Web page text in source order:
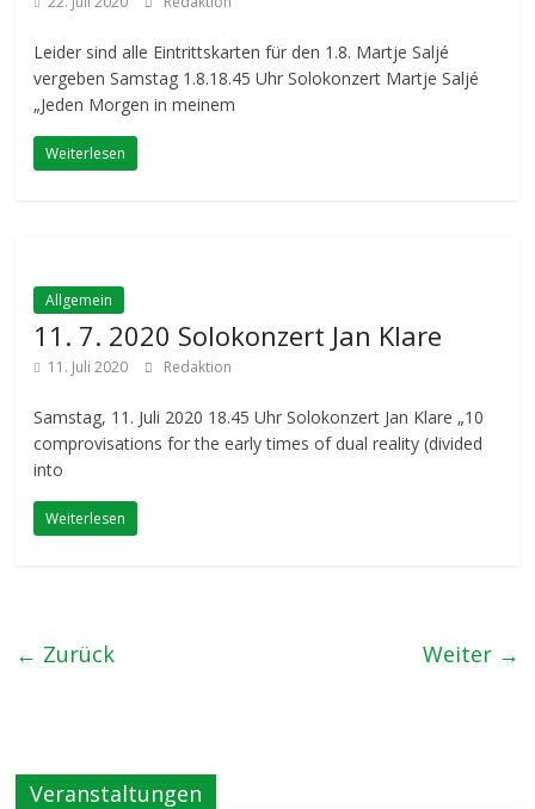
Leider sind alle Eintrittskarten für den 1.8. Martje Saljé
vergeben Samstag 1.8.18.45 Uhr Solokonzert Martje Saljé
„Jeden Morgen in meinem
Weiterlesen
Allgemein
11. 7. 2020 Solokonzert Jan Klare
11. Juli 2020 Redaktion
Samstag, 11. Juli 2020 18.45 Uhr Solokonzert Jan Klare „10
comprovisations for the early times of dual reality (divided
into
Weiterlesen
← Zurück Weiter →
Veranstaltungen